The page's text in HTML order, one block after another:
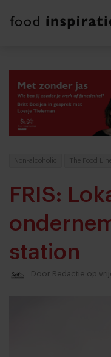
Non-alcoholic The Food
FRIS:
station
Door Redactie op